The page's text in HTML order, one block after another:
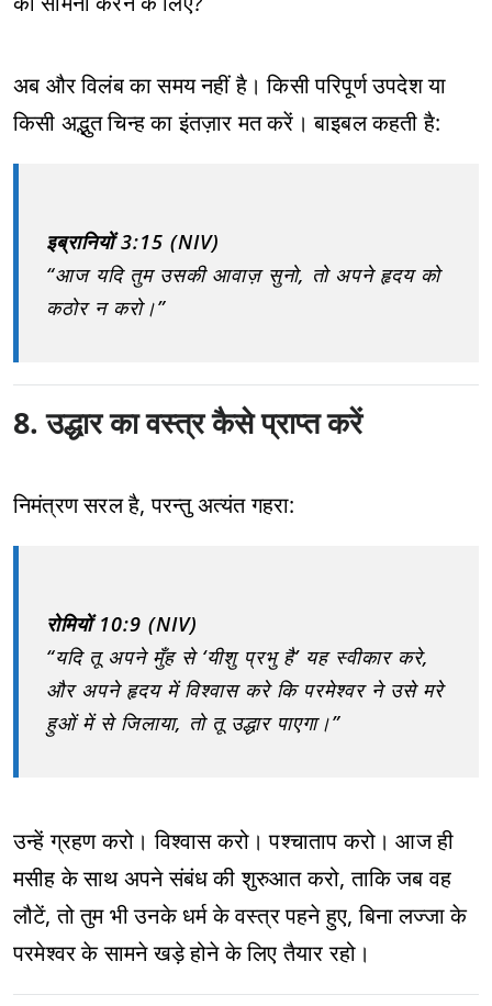
अब और विलंब का समय नहीं है। किसी परिपूर्ण उपदेश या
किसी अद्भुत चिन्ह का इंतज़ार मत करें। बाइबल कहती है:
इब्रानियों 3:15 (NIV)
“आज यदि तुम उसकी आवाज़ सुनो, तो अपने हृदय को
कठोर न करो।”
8. उद्धार का वस्त्र कैसे प्राप्त करें
निमंत्रण सरल है, परन्तु अत्यंत गहरा:
रोमियों 10:9 (NIV)
“यदि तू अपने मुँह से ‘यीशु प्रभु है’ यह स्वीकार करे,
और अपने हृदय में विश्वास करे कि परमेश्वर ने उसे मरे
हुओं में से जिलाया, तो तू उद्धार पाएगा।”
उन्हें ग्रहण करो। विश्वास करो। पश्चाताप करो। आज ही
मसीह के साथ अपने संबंध की शुरुआत करो, ताकि जब वह
लौटें, तो तुम भी उनके धर्म के वस्त्र पहने हुए, बिना लज्जा के
परमेश्वर के सामने खड़े होने के लिए तैयार रहो।